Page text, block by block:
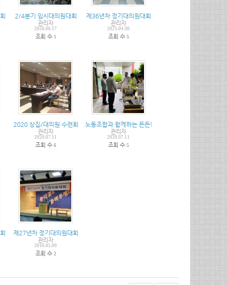
2/4분기 임시대의원대회
관리자
2026.06.17
조회 수 1
제36년차 정기대의원대회
관리자
2025.04.30
조회 수 5
2020 상집/대의원 수련회
관리자
2020.07.11
조회 수 6
노동조합과 함께하는 든든한 하루
관리자
2020.07.11
조회 수 5
제27년차 정기대의원대회
관리자
2016.05.09
조회 수 2